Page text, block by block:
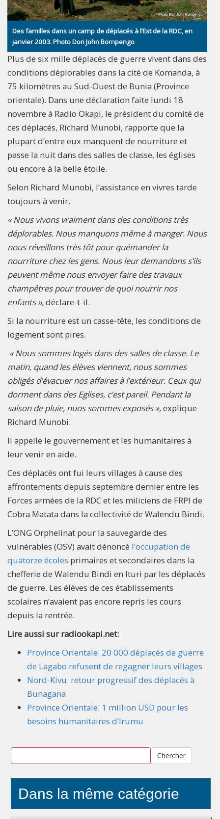
Des familles dans un camp de déplacés à l’Est de la RDC, en
janvier 2003. Photo Don John Bompengo
Plus de six mille déplacés de guerre vivent dans des
conditions déplorables dans la cité de Komanda, à
75 kilomètres au Sud-Ouest de Bunia (Province
orientale). Dans une déclaration faite lundi 18
novembre à Radio Okapi, le président du comité de
ces déplacés, Richard Munobi, rapporte que la
plupart d’entre eux manquent de nourriture et
passe la nuit dans des salles de classe, les églises
ou encore à la belle étoile.
Selon Richard Munobi, l’assistance en vivres tarde
toujours à venir.
« Nous vivons vraiment dans des conditions très
déplorables. Nous manquons même à manger. Nous
nous réveillons très tôt pour quémander la
nourriture chez les gens. Nous leur demandons s’ils
peuvent même nous envoyer faire des travaux
champêtres pour trouver de quoi nourrir nos
enfants »,déclare-t-il.
Si la nourriture est un casse-tête, les conditions de
logement sont pires.
« Nous sommes logés dans des salles de classe. Le
matin, quand les élèves viennent, nous sommes
obligés d’évacuer nos affaires à l’extérieur. Ceux qui
dorment dans des Eglises, c’est pareil. Pendant la
saison de pluie, nuos sommes exposés »,explique
Richard Munobi.
Il appelle le gouvernement et les humanitaires à
leur venir en aide.
Ces déplacés ont fui leurs villages à cause des
affrontements depuis septembre dernier entre les
Forces armées de la RDC et les miliciens de FRPI de
Cobra Matata dans la collectivité de Walendu Bindi.
L’ONG Orphelinat pour la sauvegarde des
vulnérables (OSV) avait dénoncé l’occupation de
quatorze écoles primaires et secondaires dans la
chefferie de Walendu Bindi en Ituri par les déplacés
de guerre. Les élèves de ces établissements
scolaires n’avaient pas encore repris les cours
depuis la rentrée.
Lire aussi sur radiookapi.net:
Province Orientale: 20 000 déplacés de guerre
de Lagabo refusent de regagner leurs villages
Nord-Kivu: retour progressif des déplacés à
Bunagana
Province Orientale: 1 million USD pour les
besoins humanitaires d’Irumu
Chercher
Dans la même catégorie